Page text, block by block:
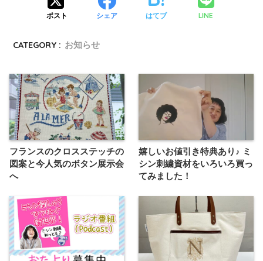
ポスト シェア はてブ LINE
CATEGORY : お知らせ
フランスのクロスステッチの
図案と今人気のボタン展示会
へ
嬉しいお値引き特典あり♪ ミ
シン刺繍資材をいろいろ買っ
てみました！